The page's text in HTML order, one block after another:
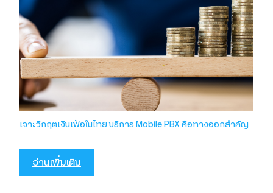
เจาะวิกฤตเงินเฟ้อในไทย บริการ Mobile PBX คือทางออกสำคัญ
อ่านเพิ่มเติม